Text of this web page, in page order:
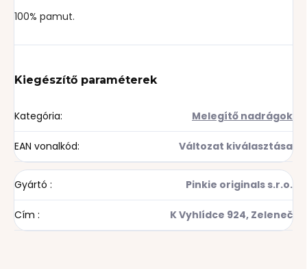
100% pamut.
Kiegészítő paraméterek
Kategória: Melegítő nadrágok
EAN vonalkód: Változat kiválasztása
Gyártó : Pinkie originals s.r.o.
Cím : K Vyhlídce 924, Zeleneč